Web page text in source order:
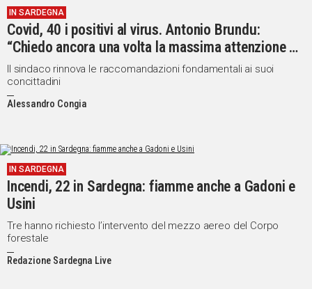
IN SARDEGNA
Covid, 40 i positivi al virus. Antonio Brundu:
“Chiedo ancora una volta la massima attenzione di
tutti”
Il sindaco rinnova le raccomandazioni fondamentali ai suoi
concittadini
Alessandro Congia
IN SARDEGNA
Incendi, 22 in Sardegna: fiamme anche a Gadoni e
Usini
Tre hanno richiesto l’intervento del mezzo aereo del Corpo
forestale
Redazione Sardegna Live